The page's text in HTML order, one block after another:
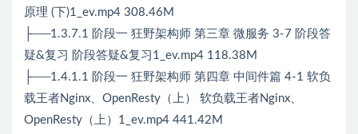
原理 (下)1_ev.mp4 308.46M
├──1.3.7.1 阶段一 狂野架构师 第三章 微服务 3-7 阶段答
疑&复习 阶段答疑&复习1_ev.mp4 118.38M
├──1.4.1.1 阶段一 狂野架构师 第四章 中间件篇 4-1 软负
载王者Nginx、OpenResty（上） 软负载王者Nginx、
OpenResty（上）1_ev.mp4 441.42M